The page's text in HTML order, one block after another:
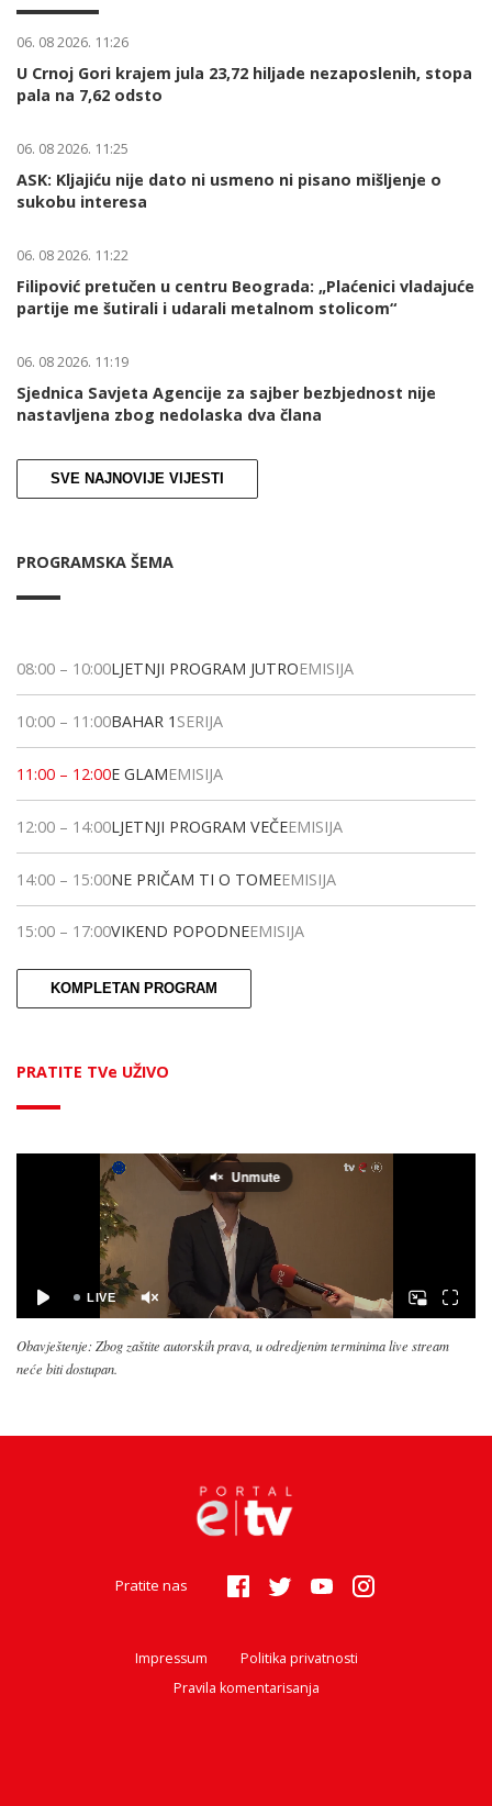
06. 08 2026. 11:26
U Crnoj Gori krajem jula 23,72 hiljade nezaposlenih, stopa
pala na 7,62 odsto
06. 08 2026. 11:25
ASK: Kljajiću nije dato ni usmeno ni pisano mišljenje o
sukobu interesa
06. 08 2026. 11:22
Filipović pretučen u centru Beograda: „Plaćenici vladajuće
partije me šutirali i udarali metalnom stolicom“
06. 08 2026. 11:19
Sjednica Savjeta Agencije za sajber bezbjednost nije
nastavljena zbog nedolaska dva člana
SVE NAJNOVIJE VIJESTI
PROGRAMSKA ŠEMA
08:00 – 10:00LJETNJI PROGRAM JUTROEMISIJA
10:00 – 11:00BAHAR 1 SERIJA
11:00 – 12:00E GLAMEMISIJA
12:00 – 14:00LJETNJI PROGRAM VEČEEMISIJA
14:00 – 15:00NE PRIČAM TI O TOMEEMISIJA
15:00 – 17:00VIKEND POPODNEEMISIJA
KOMPLETAN PROGRAM
PRATITE TVe UŽIVO
Obavještenje: Zbog zaštite autorskih prava, u odredjenim terminima live stream
neće biti dostupan.
Pratite nas
Impressum
Politika privatnosti
Pravila komentarisanja